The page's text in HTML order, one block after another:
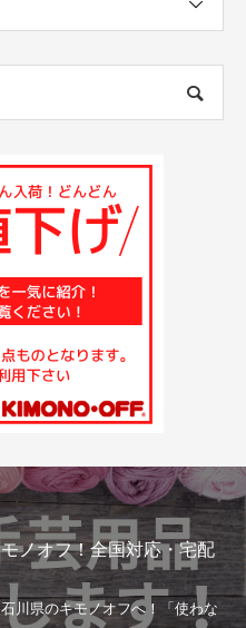
珊瑚買取なら【キモノオフ】
サンゴ帯留は買取強化中！